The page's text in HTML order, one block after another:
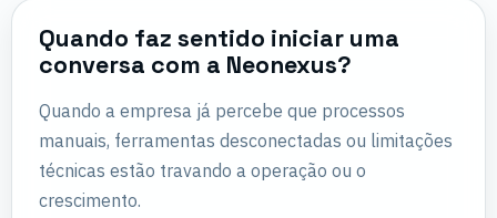
Quando faz sentido iniciar uma
conversa com a Neonexus?
Quando a empresa já percebe que processos
manuais, ferramentas desconectadas ou limitações
técnicas estão travando a operação ou o
crescimento.